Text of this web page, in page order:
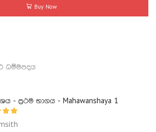
Buy Now
ධම්මපදය
- ප්‍රථම භාගය - Mahawanshaya 1